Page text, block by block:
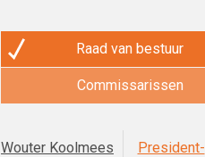
Raad van bestuur
Commissarissen
Wouter Koolmees
President-